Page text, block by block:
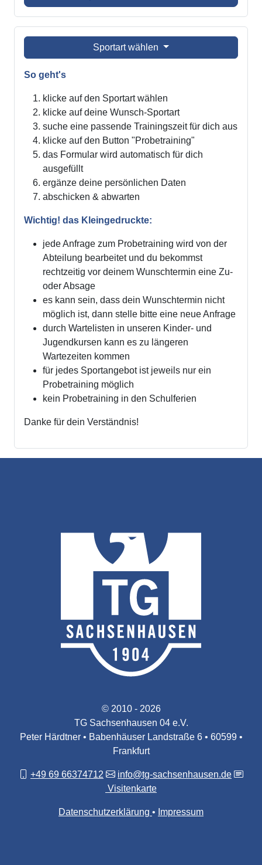
Sportart wählen
So geht's
klicke auf den Sportart wählen
klicke auf deine Wunsch-Sportart
suche eine passende Trainingszeit für dich aus
klicke auf den Button "Probetraining"
das Formular wird automatisch für dich
ausgefüllt
ergänze deine persönlichen Daten
abschicken & abwarten
Wichtig! das Kleingedruckte:
jede Anfrage zum Probetraining wird von der
Abteilung bearbeitet und du bekommst
rechtzeitig vor deinem Wunschtermin eine Zu-
oder Absage
es kann sein, dass dein Wunschtermin nicht
möglich ist, dann stelle bitte eine neue Anfrage
durch Wartelisten in unseren Kinder- und
Jugendkursen kann es zu längeren
Wartezeiten kommen
für jedes Sportangebot ist jeweils nur ein
Probetraining möglich
kein Probetraining in den Schulferien
Danke für dein Verständnis!
© 2010 - 2026
TG Sachsenhausen 04 e.V.
Peter Härdtner • Babenhäuser Landstraße 6 • 60599 •
Frankfurt
+49 69 66374712
info@tg-sachsenhausen.de
Visitenkarte
Datenschutzerklärung Impressum